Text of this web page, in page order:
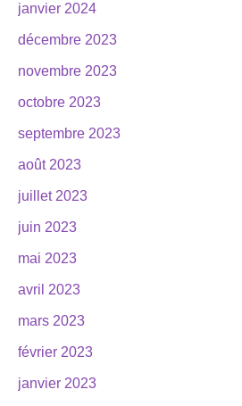
janvier 2024
décembre 2023
novembre 2023
octobre 2023
septembre 2023
août 2023
juillet 2023
juin 2023
mai 2023
avril 2023
mars 2023
février 2023
janvier 2023